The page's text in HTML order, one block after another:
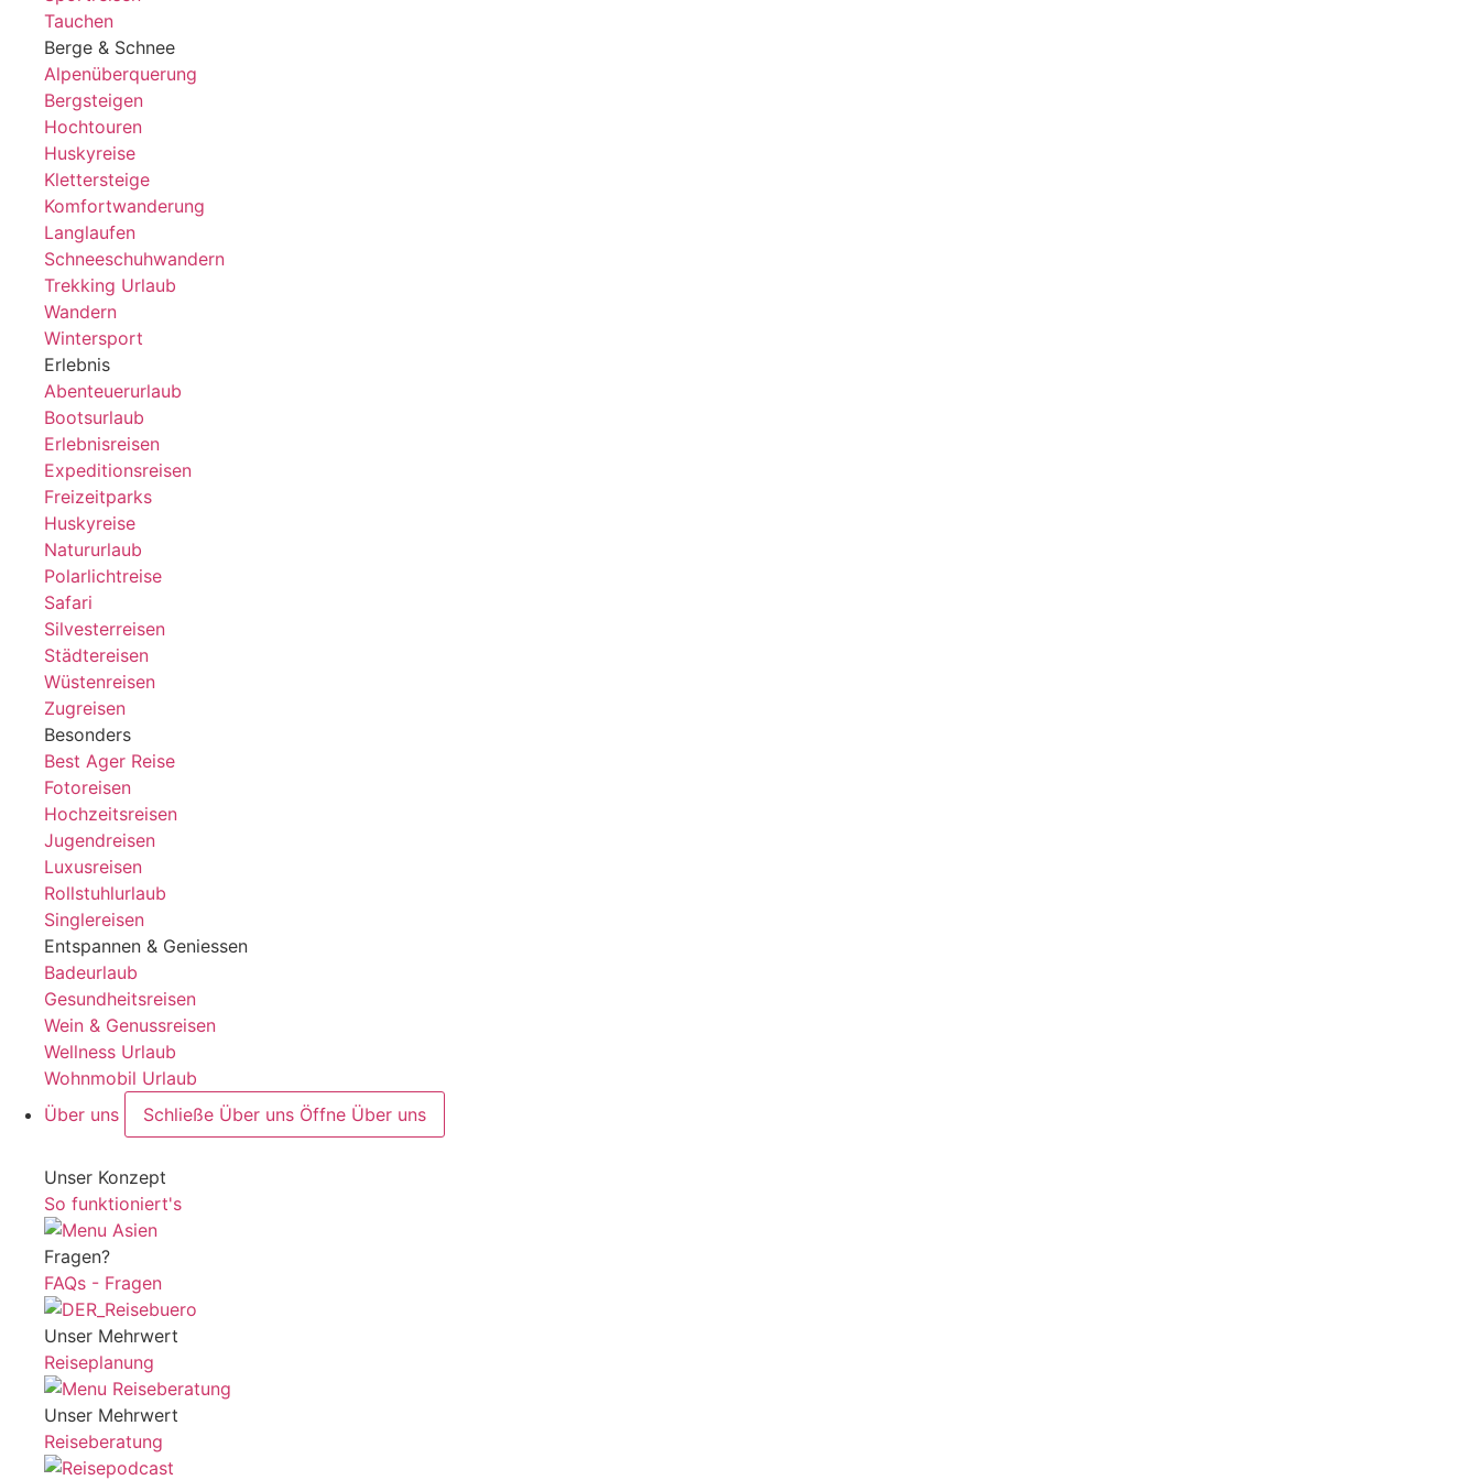
Tauchen
Berge & Schnee
Alpenüberquerung
Bergsteigen
Hochtouren
Huskyreise
Klettersteige
Komfortwanderung
Langlaufen
Schneeschuhwandern
Trekking Urlaub
Wandern
Wintersport
Erlebnis
Abenteuerurlaub
Bootsurlaub
Erlebnisreisen
Expeditionsreisen
Freizeitparks
Huskyreise
Natururlaub
Polarlichtreise
Safari
Silvesterreisen
Städtereisen
Wüstenreisen
Zugreisen
Besonders
Best Ager Reise
Fotoreisen
Hochzeitsreisen
Jugendreisen
Luxusreisen
Rollstuhlurlaub
Singlereisen
Entspannen & Geniessen
Badeurlaub
Gesundheitsreisen
Wein & Genussreisen
Wellness Urlaub
Wohnmobil Urlaub
Über uns
Schließe Über uns Öffne Über uns
Unser Konzept
So funktioniert's
Fragen?
FAQs - Fragen
Unser Mehrwert
Reiseplanung
Unser Mehrwert
Reiseberatung